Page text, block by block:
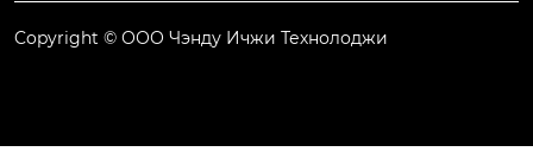
Copyright © ООО Чэнду Ичжи Технолоджи